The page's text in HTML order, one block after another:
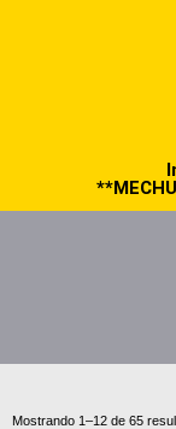
Mostrando 1–12 de 65